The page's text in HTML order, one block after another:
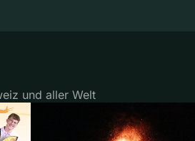
und aller Welt